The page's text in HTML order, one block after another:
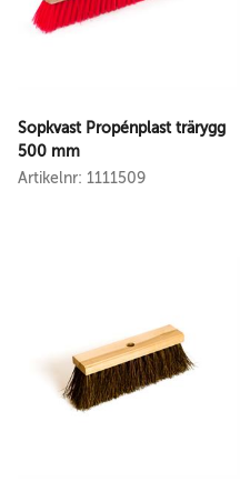
Sopkvast Propénplast trärygg
500 mm
Artikelnr: 1111509